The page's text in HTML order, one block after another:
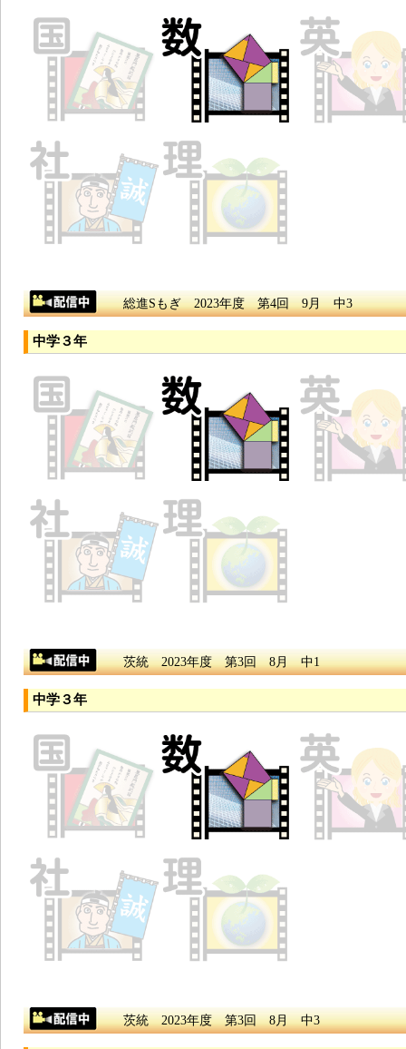
総進Sもぎ 2023年度 第4回 9月 中3
中学３年
茨統 2023年度 第3回 8月 中1
中学３年
茨統 2023年度 第3回 8月 中3